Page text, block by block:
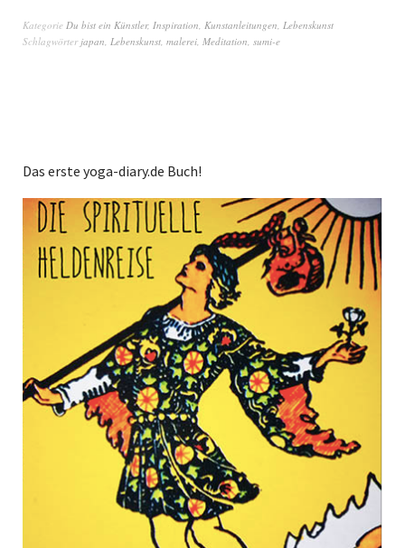
Kategorie Du bist ein Künstler, Inspiration, Kunstanleitungen, Lebenskunst
Schlagwörter japan, Lebenskunst, malerei, Meditation, sumi-e
Das erste yoga-diary.de Buch!